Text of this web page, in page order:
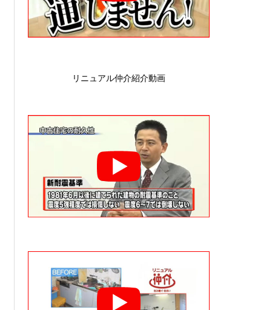
リニュアル仲介紹介動画